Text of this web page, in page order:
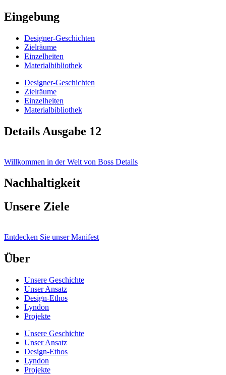
Eingebung
Designer-Geschichten
Zielräume
Einzelheiten
Materialbibliothek
Designer-Geschichten
Zielräume
Einzelheiten
Materialbibliothek
Details Ausgabe 12
Willkommen in der Welt von Boss Details
Nachhaltigkeit
Unsere Ziele
Entdecken Sie unser Manifest
Über
Unsere Geschichte
Unser Ansatz
Design-Ethos
Lyndon
Projekte
Unsere Geschichte
Unser Ansatz
Design-Ethos
Lyndon
Projekte